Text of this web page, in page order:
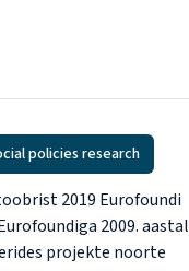
policies research
2019 Eurofoundi
2009. aastal
projekte noorte